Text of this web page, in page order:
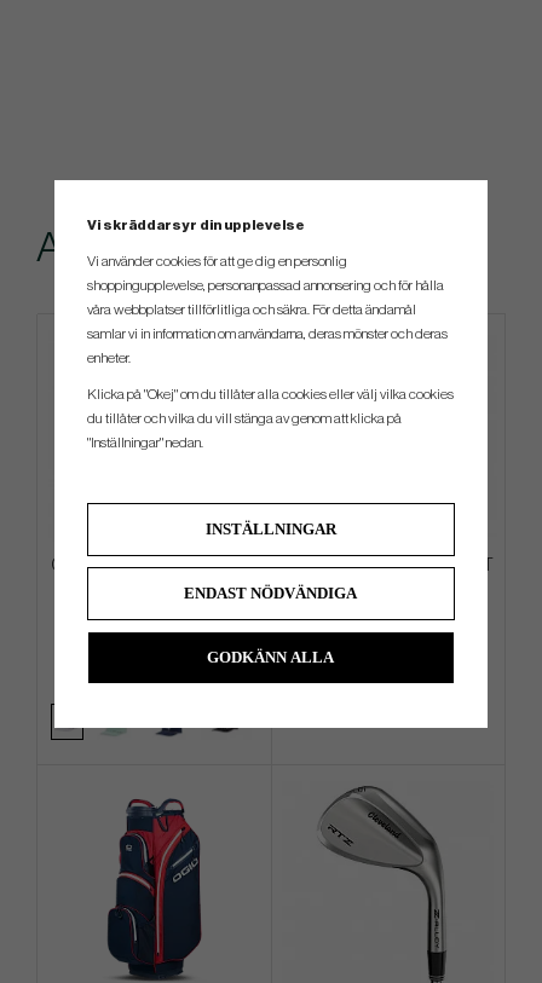
Andra köpte även
Callaway Birdie Putt Rope -26
299 kr
Info Köp
Odyssey Ai-One Milled - One T
2 799 kr
Info Köp
Vi skräddarsyr din upplevelse
Vi använder cookies för att ge dig en personlig
shoppingupplevelse, personanpassad annonsering och för hålla
våra webbplatser tillförlitliga och säkra. För detta ändamål
samlar vi in information om användarna, deras mönster och deras
enheter.
Klicka på "Okej" om du tillåter alla cookies eller välj vilka cookies
du tillåter och vilka du vill stänga av genom att klicka på
"Inställningar" nedan.
INSTÄLLNINGAR
ENDAST NÖDVÄNDIGA
GODKÄNN ALLA